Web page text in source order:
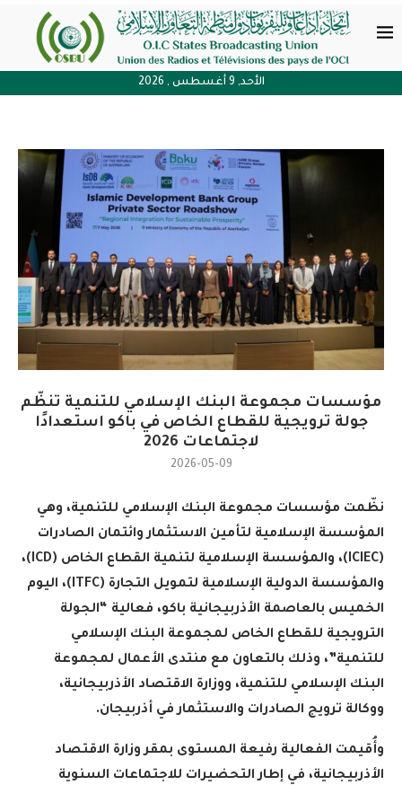
الأحد, 9 أغسطس , 2026
مؤسسات مجموعة البنك الإسلامي للتنمية تنظّم
جولة ترويجية للقطاع الخاص في باكو استعدادًا
لاجتماعات 2026
2026-05-09
نظّمت مؤسسات مجموعة البنك الإسلامي للتنمية، وهي
المؤسسة الإسلامية لتأمين الاستثمار وائتمان الصادرات
(ICIEC)
، والمؤسسة الإسلامية لتنمية القطاع الخاص (ICD)
،
والمؤسسة الدولية الإسلامية لتمويل التجارة (ITFC)
، اليوم
الخميس بالعاصمة الأذربيجانية باكو، فعالية “الجولة
الترويجية للقطاع الخاص لمجموعة البنك الإسلامي
للتنمية”، وذلك بالتعاون مع منتدى الأعمال لمجموعة
البنك الإسلامي للتنمية، ووزارة الاقتصاد الأذربيجانية،
ووكالة ترويج الصادرات والاستثمار في أذربيجان.
وأُقيمت الفعالية رفيعة المستوى بمقر وزارة الاقتصاد
الأذربيجانية، في إطار التحضيرات للاجتماعات السنوية